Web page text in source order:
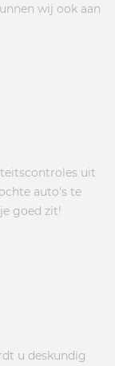
wij ook aan
uit
auto's te
goed zit!
u deskundig